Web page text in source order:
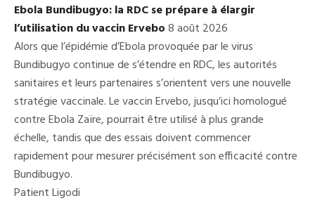
Ebola Bundibugyo: la RDC se prépare à élargir
l’utilisation du vaccin Ervebo8 août 2026
Alors que l’épidémie d’Ebola provoquée par le virus
Bundibugyo continue de s’étendre en RDC, les autorités
sanitaires et leurs partenaires s’orientent vers une nouvelle
stratégie vaccinale. Le vaccin Ervebo, jusqu’ici homologué
contre Ebola Zaïre, pourrait être utilisé à plus grande
échelle, tandis que des essais doivent commencer
rapidement pour mesurer précisément son efficacité contre
Bundibugyo.
Patient Ligodi